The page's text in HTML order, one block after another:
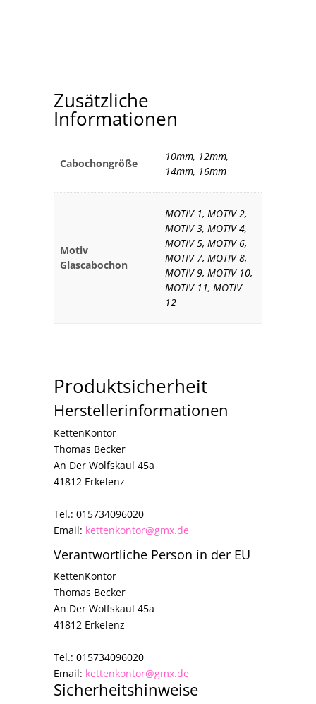
Zusätzliche
Informationen
Cabochongröße
10mm, 12mm,
14mm, 16mm
Motiv
Glascabochon
MOTIV 1, MOTIV 2,
MOTIV 3, MOTIV 4,
MOTIV 5, MOTIV 6,
MOTIV 7, MOTIV 8,
MOTIV 9, MOTIV 10,
MOTIV 11, MOTIV
12
Produktsicherheit
Herstellerinformationen
KettenKontor
Thomas Becker
An Der Wolfskaul 45a
41812 Erkelenz
Tel.: 015734096020
Email: kettenkontor@gmx.de
Verantwortliche Person in der EU
KettenKontor
Thomas Becker
An Der Wolfskaul 45a
41812 Erkelenz
Tel.: 015734096020
Email: kettenkontor@gmx.de
Sicherheitshinweise